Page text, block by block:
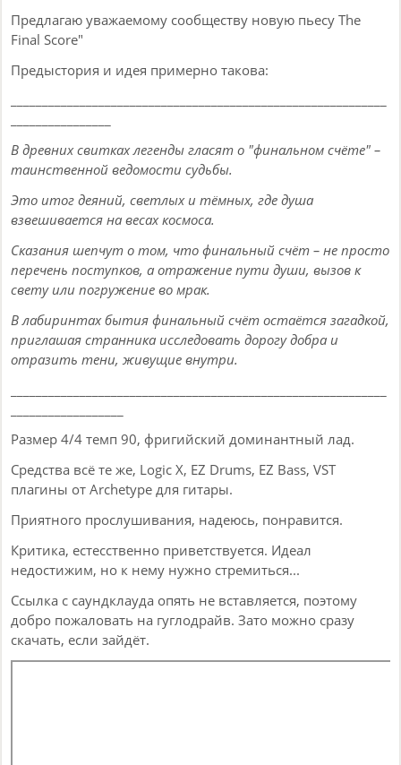
Предлагаю уважаемому сообществу новую пьесу The
Final Score"
Предыстория и идея примерно такова:
В древних свитках легенды гласят о "финальном счёте" –
таинственной ведомости судьбы.
Это итог деяний, светлых и тёмных, где душа
взвешивается на весах космоса.
Сказания шепчут о том, что финальный счёт – не просто
перечень поступков, а отражение пути души, вызов к
свету или погружение во мрак.
В лабиринтах бытия финальный счёт остаётся загадкой,
приглашая странника исследовать дорогу добра и
отразить тени, живущие внутри.
Размер 4/4 темп 90, фригийский доминантный лад.
Средства всё те же, Logic X, EZ Drums, EZ Bass, VST
плагины от Archetype для гитары.
Приятного прослушивания, надеюсь, понравится.
Критика, естесственно приветствуется. Идеал
недостижим, но к нему нужно стремиться...
Ссылка с саундклауда опять не вставляется, поэтому
добро пожаловать на гуглодрайв. Зато можно сразу
скачать, если зайдёт.